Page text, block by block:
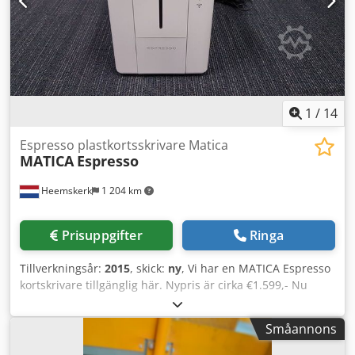
1 / 14
Heemskerk 1 204 km
Espresso plastkortsskrivare Matica
MATICA Espresso
Prisuppgifter Ringa
Tillverkningsår: 2015, skick: ny, Vi har en MATICA Espresso
kortskrivare tillgänglig här. Nypris är cirka €1.599,- Nu
tillgänglig för €999,- Tillverkningsår 2015 och den har stått
i vårt showroom hela tiden. Vi har kanske tryckt 10 kort
med den och beslöt sedan att denna typ av system inte
passar vårt företag. Därför finns den nu som ett helt nytt
Småannons